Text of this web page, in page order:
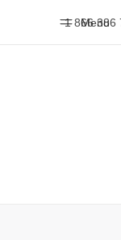
Menu
1 866 386